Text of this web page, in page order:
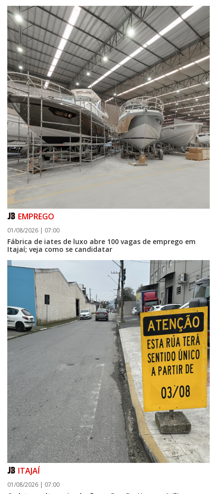
EMPREGO
01/08/2026 | 07:00
Fábrica de iates de luxo abre 100 vagas de emprego em
Itajaí; veja como se candidatar
ITAJAÍ
01/08/2026 | 07:00